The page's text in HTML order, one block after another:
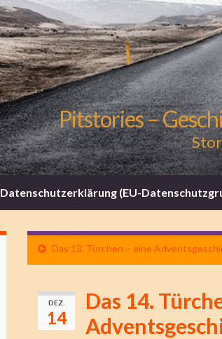
Pitstories –
Datenschutzerklärung (EU-
Das 13. Türchen – eine
DEZ.
14
Das 14.